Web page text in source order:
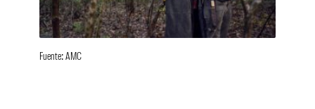
Fuente: AMC